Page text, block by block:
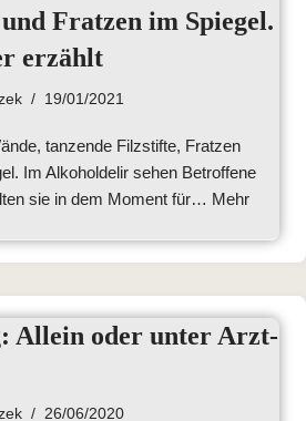
Fratzen im Spiegel.
erzählt
19/01/2021
tanzende Filzstifte, Fratzen
Im Alkoholdelir sehen Betroffene
sie in dem Moment für… Mehr
Allein oder unter Arzt-
26/06/2020